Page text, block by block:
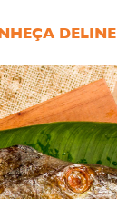
DELINE